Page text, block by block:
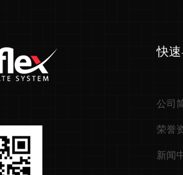
快
公司
荣誉
新闻